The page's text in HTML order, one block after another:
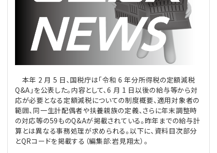
評議員
定款関連
法改正-法人運営
インボイス
電子帳簿保存法
給与計算
利益相反取引
法改正-法務
IT
論壇
カレンダー
NEWS・TOPIC・特報
【連載】これからの時代の資産運用
【連載】採用・定着・育成のための人事戦略
【連載】事例に学ぶ立入検査で想定される指摘事項
公益・一般法人オンラインとは
登録案内
本年 2 月 5 日、国税庁は「令和 6 年分所得税の定額減税
Q&A」を公表した。内容として、6 月 1 日以後の給与等から対
応が必要となる定額減税についての制度概要、適用対象者の
範囲、同一生計配偶者や扶養親族の定義、さらに年末調整時
の対応等の59ものQ&Aが掲載されている。昨年までの給与計
算とは異なる事務処理が求められる。以下に、資料目次部分
とQRコードを掲載する（編集部:岩見翔太）。